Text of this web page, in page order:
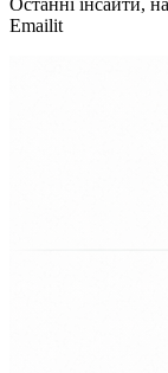
Останні інсайти,
Emailit